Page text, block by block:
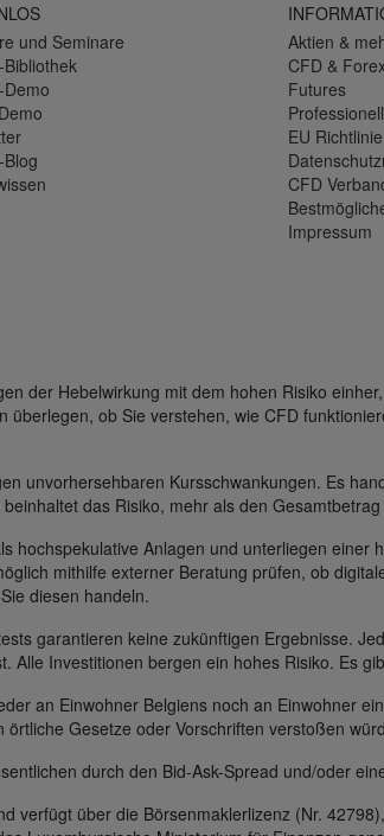
und Seminare
Aktien &
CFD &
Futures
EU
CFD
Impressum
der Hebelwirkung mit dem hohen Risiko
überlegen, ob Sie verstehen, wie CFD
unvorhersehbaren Kursschwankungen. Es
das Risiko, mehr als den
hochspekulative Anlagen und unterliegen
mithilfe externer Beratung prüfen, ob
diesen handeln.
garantieren keine zukünftigen Ergebnisse.
Alle Investitionen bergen ein hohes Risiko. Es
an Einwohner Belgiens noch an Einwohner
Gesetze oder Vorschriften verstoßen
durch den Bid-Ask-Spread und/oder
verfügt über die Börsenmaklerlizenz (Nr.